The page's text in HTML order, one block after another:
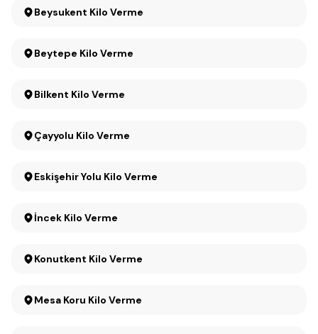
Beysukent Kilo Verme
Beytepe Kilo Verme
Bilkent Kilo Verme
Çayyolu Kilo Verme
Eskişehir Yolu Kilo Verme
İncek Kilo Verme
Konutkent Kilo Verme
Mesa Koru Kilo Verme